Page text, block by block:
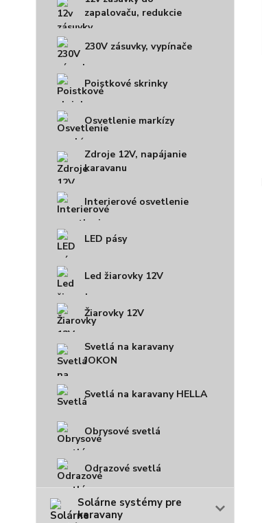
zapalovaču, redukcie
230V zásuvky, vypínače
Poistkové skrinky
Osvetlenie markízy
Zdroje 12V, napájanie
karavanu
Interierové osvetlenie
LED pásy
Led žiarovky 12V
Žiarovky 12V
Svetlá na karavany
JOKON
Svetlá na karavany HELLA
Obrysové svetlá
Odrazové svetlá
Solárne systémy pre
karavany